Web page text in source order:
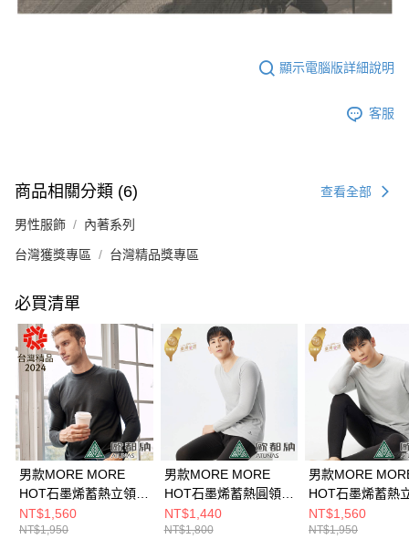
顯示電腦版詳細說明
客服
商品相關分類 (6) 查看全部
男性服飾 內著系列
台灣獲獎專區 台灣精品獎專區
必買清單
男款MORE MORE
HOT石墨烯蓄熱立領內
著衣(A1UCDD02M黑/
保暖內著/石墨烯內著/
NT$1,560
NT$1,950
男款MORE MORE
HOT石墨烯蓄熱圓領內
著衣(A1UCDD01M灰/
保暖內著/石墨烯內著/
NT$1,440
NT$1,800
男款MORE
HOT石墨烯蓄熱
著衣
灰/保暖內著/石墨
NT$1,560
NT$1,950